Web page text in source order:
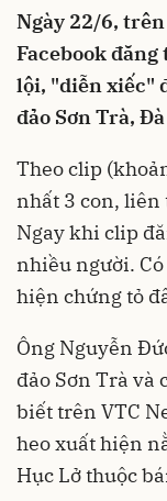
Ngày 22/6,
Facebook
lội, "diễn xiếc"
đảo Sơn Trà,
Theo clip
nhất 3 con, liên
Ngay khi clip
nhiều người.
hiện chứng tỏ
Ông Nguyễn
đảo Sơn Trà và
biết trên VTC
heo xuất hiện
Hục Lở thuộc